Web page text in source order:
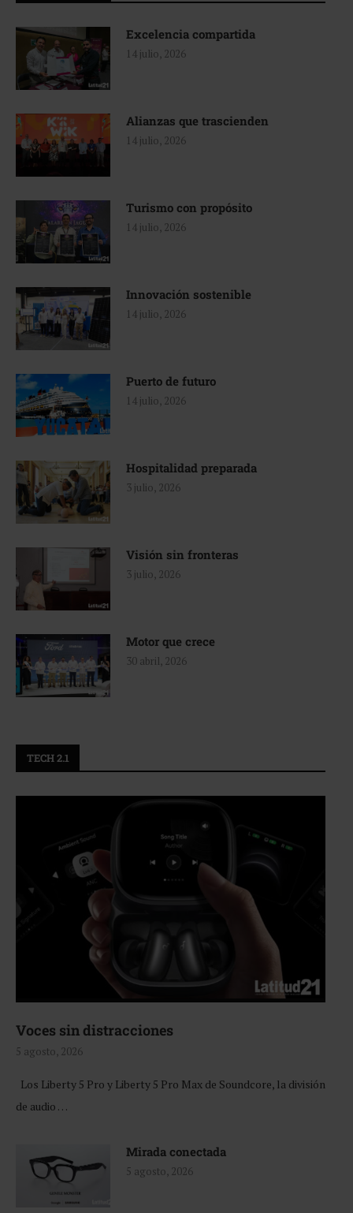
Excelencia compartida
14 julio, 2026
Alianzas que trascienden
14 julio, 2026
Turismo con propósito
14 julio, 2026
Innovación sostenible
14 julio, 2026
Puerto de futuro
14 julio, 2026
Hospitalidad preparada
3 julio, 2026
Visión sin fronteras
3 julio, 2026
Motor que crece
30 abril, 2026
TECH 2.1
Voces sin distracciones
5 agosto, 2026
Los Liberty 5 Pro y Liberty 5 Pro Max de Soundcore, la división
de audio …
Mirada conectada
5 agosto, 2026